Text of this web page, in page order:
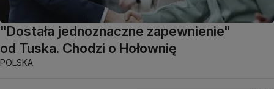
"Dostała jednoznaczne zapewnienie"
od Tuska. Chodzi o Hołownię
POLSKA